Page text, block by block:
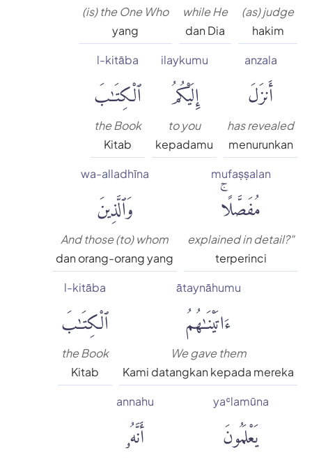
(as) judge
hakim
while He
dan Dia
(is) the One Who
yang
anzala
أَنزَلَ
has revealed
menurunkan
ilaykumu
إِلَيْكُمُ
to you
kepadamu
l-kitāba
ٱلْكِتَٰبَ
the Book
Kitab
mufaṣṣalan
مُفَصَّلًاۚ
explained in detail?"
terperinci
wa-alladhīna
وَٱلَّذِينَ
And those (to) whom
dan orang-orang yang
ātaynāhumu
ءَاتَيْنَٰهُمُ
We gave them
Kami datangkan kepada mereka
l-kitāba
ٱلْكِتَٰبَ
the Book
Kitab
yaʿlamūna
يَعْلَمُونَ
annahu
أَنَّهُۥ